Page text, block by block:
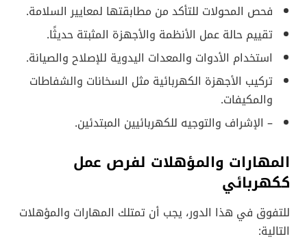
فحص المحولات للتأكد من مطابقتها لمعايير السلامة.
تقييم حالة عمل الأنظمة والأجهزة المثبتة حديثًا.
استخدام الأدوات والمعدات اليدوية للإصلاح والصيانة.
تركيب الأجهزة الكهربائية مثل السخانات والشفاطات
والمكيفات.
– الإشراف والتوجيه للكهربائيين المبتدئين.
المهارات والمؤهلات لفرص عمل
ككهربائي
للتفوق في هذا الدور، يجب أن تمتلك المهارات والمؤهلات
التالية: